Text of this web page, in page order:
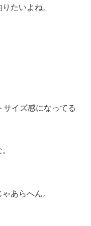
たいよね。
サイズ感になってる
あらへん。